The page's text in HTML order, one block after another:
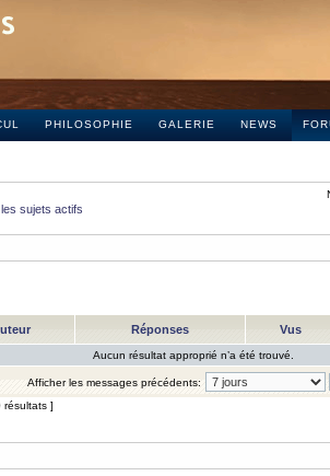
PHILOSOPHIE GALERIE NEWS
les sujets actifs
Réponses Vus
Aucun résultat approprié n’a été trouvé.
Afficher les messages précédents:
résultats ]